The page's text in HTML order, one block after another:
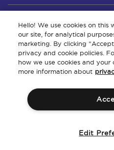
고객 서비스
회사 소개
Hello! We use cookies on this
our site, for analytical
marketing. By clicking
privacy and cookie policies.
how we use cookies and your
more information about
Edit